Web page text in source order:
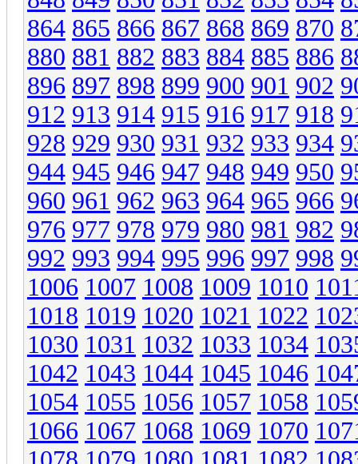
864 865 866 867 868 869 870
880 881 882 883 884 885 886
896 897 898 899 900 901 902
912 913 914 915 916 917 918
928 929 930 931 932 933 934
944 945 946 947 948 949 950
960 961 962 963 964 965 966
976 977 978 979 980 981 982
992 993 994 995 996 997 998
1006 1007 1008 1009 1010
1018 1019 1020 1021 1022
1030 1031 1032 1033 1034
1042 1043 1044 1045 1046
1054 1055 1056 1057 1058
1066 1067 1068 1069 1070